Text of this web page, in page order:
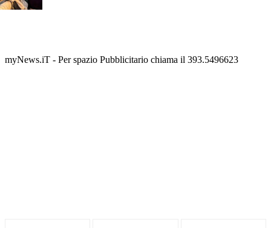
myNews.iT - Per spazio Pubblicitario chiama il 393.5496623